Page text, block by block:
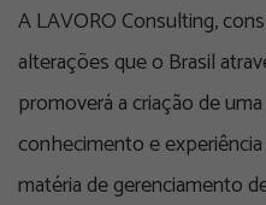
A LAVORO Consulting,
alterações que o Brasil
promoverá a criação de
conhecimento e
matéria de gerenciamento